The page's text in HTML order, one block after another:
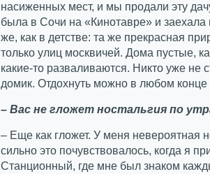
насиженных мест, и мы продали эту
была в Сочи на «Кинотавре» и заехала
же, как в детстве: та же прекрасная
только улиц москвичей. Дома пустые,
какие-то разваливаются. Никто уже не
домик. Отдохнуть можно в любом
– Вас не гложет ностальгия по
– Еще как гложет. У меня невероятная
сильно это почувствовалось, когда я
Станционный, где мне был знаком